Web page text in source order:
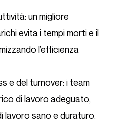
un migliore
evita i tempi morti e il
l’efficienza
e del turnover: i team
di lavoro adeguato,
lavoro sano e duraturo.